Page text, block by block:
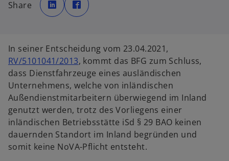
Share r
d
e
r
n
e
u
n
R
e
i
s
t
r
a
r
e
n
u
e
n
R
e
i
t
r
k
a
In seiner Entscheidung vom 23.04.2021,
RV/5101041/2013, kommt das BFG zum Schluss,
dass Dienstfahrzeuge eines ausländischen
Unternehmens, welche von inländischen
Außendienstmitarbeitern überwiegend im Inland
genutzt werden, trotz des Vorliegens einer
inländischen Betriebsstätte iSd § 29 BAO keinen
dauernden Standort im Inland begründen und
somit keine NoVA-Pflicht entsteht.